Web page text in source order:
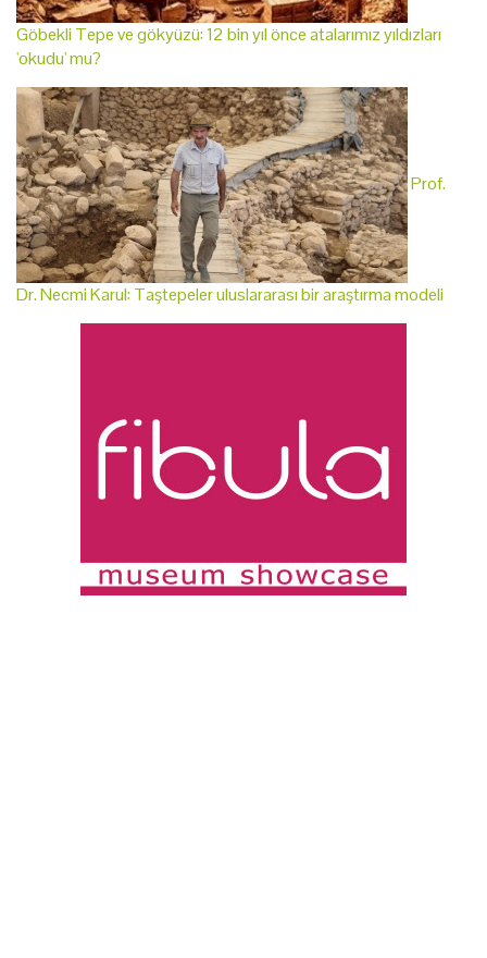
Göbekli Tepe ve gökyüzü: 12 bin yıl önce atalarımız yıldızları
'okudu' mu?
Prof.
Dr. Necmi Karul: Taştepeler uluslararası bir araştırma modeli